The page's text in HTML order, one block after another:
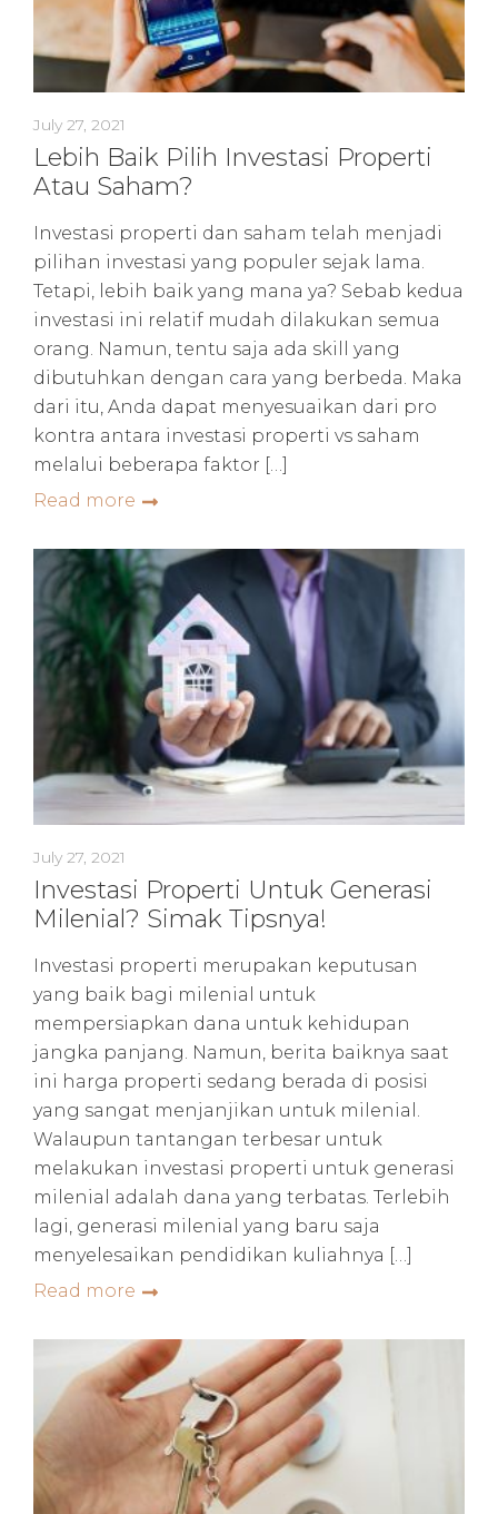
July 27, 2021
Lebih Baik Pilih Investasi Properti
Atau Saham?
Investasi properti dan saham telah menjadi
pilihan investasi yang populer sejak lama.
Tetapi, lebih baik yang mana ya? Sebab kedua
investasi ini relatif mudah dilakukan semua
orang. Namun, tentu saja ada skill yang
dibutuhkan dengan cara yang berbeda. Maka
dari itu, Anda dapat menyesuaikan dari pro
kontra antara investasi properti vs saham
melalui beberapa faktor […]
Read more
July 27, 2021
Investasi Properti Untuk Generasi
Milenial? Simak Tipsnya!
Investasi properti merupakan keputusan
yang baik bagi milenial untuk
mempersiapkan dana untuk kehidupan
jangka panjang. Namun, berita baiknya saat
ini harga properti sedang berada di posisi
yang sangat menjanjikan untuk milenial.
Walaupun tantangan terbesar untuk
melakukan investasi properti untuk generasi
milenial adalah dana yang terbatas. Terlebih
lagi, generasi milenial yang baru saja
menyelesaikan pendidikan kuliahnya […]
Read more